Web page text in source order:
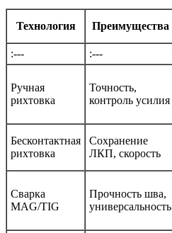
Технология Преимущества
:---
:---
Ручная
рихтовка
Точность,
контроль усилия
Бесконтактная
рихтовка
Сохранение
ЛКП, скорость
Сварка
MAG/TIG
Прочность шва,
универсальность